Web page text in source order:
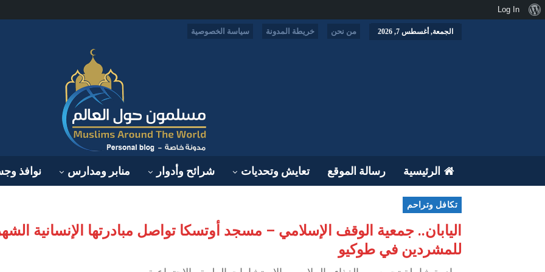
الجمعة, أغسطس 7, 2026 من نحن خريطة المدونة سياسة الخصوصية
الرئيسية رسالة الموقع تعايش وتحديات شرائح وأدوار منابر ومدارس نوافذ
تكافل وتراحم
للمشردين في طوكيو
نبذةLog In